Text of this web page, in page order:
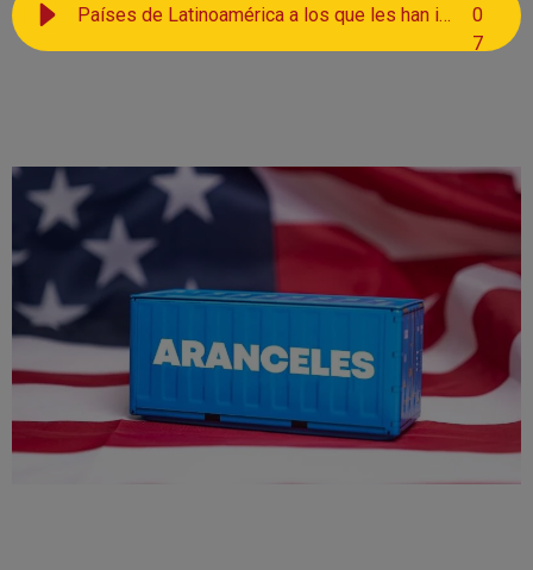
Países de Latinoamérica a los que les han impuesto aranceles bajo el gobierno Trump
0
7